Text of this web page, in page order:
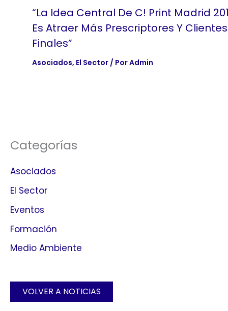
“La Idea Central De C! Print Madrid
Es Atraer Más Prescriptores Y Clientes
Finales”
Asociados, El Sector/ PorAdmin
Categorías
Asociados
El Sector
Eventos
Formación
Medio Ambiente
VOLVER A NOTICIAS